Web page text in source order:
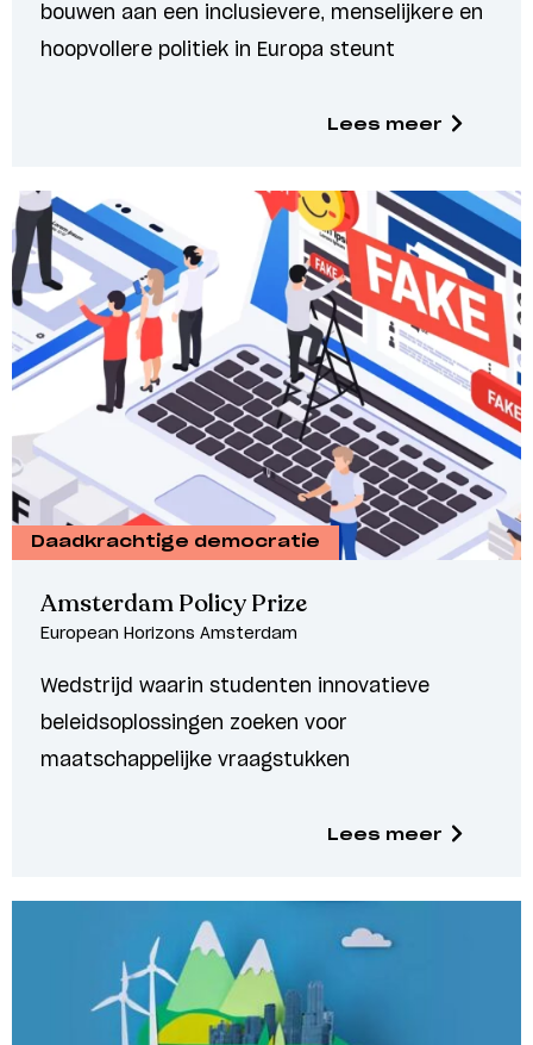
bouwen aan een inclusievere, menselijkere en
hoopvollere politiek in Europa steunt
Lees meer
Daadkrachtige democratie
Amsterdam Policy Prize
European Horizons Amsterdam
Wedstrijd waarin studenten innovatieve
beleidsoplossingen zoeken voor
maatschappelijke vraagstukken
Lees meer